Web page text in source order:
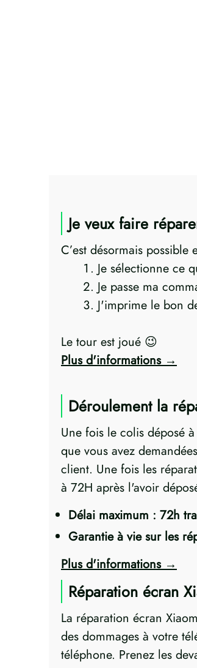
Je veux faire
C’est désormais
Je sélectionne ce
Je passe ma
J'imprime le bon
Le tour est joué 😉
Plus d'informations
Déroulement la
Une fois le colis déposé
que vous avez
client. Une fois les
à 72H après l'avoir
Délai maximum : 72h
Garantie à vie sur les
Plus d'informations
Réparation écran
La réparation écran
des dommages à votre
téléphone. Prenez les